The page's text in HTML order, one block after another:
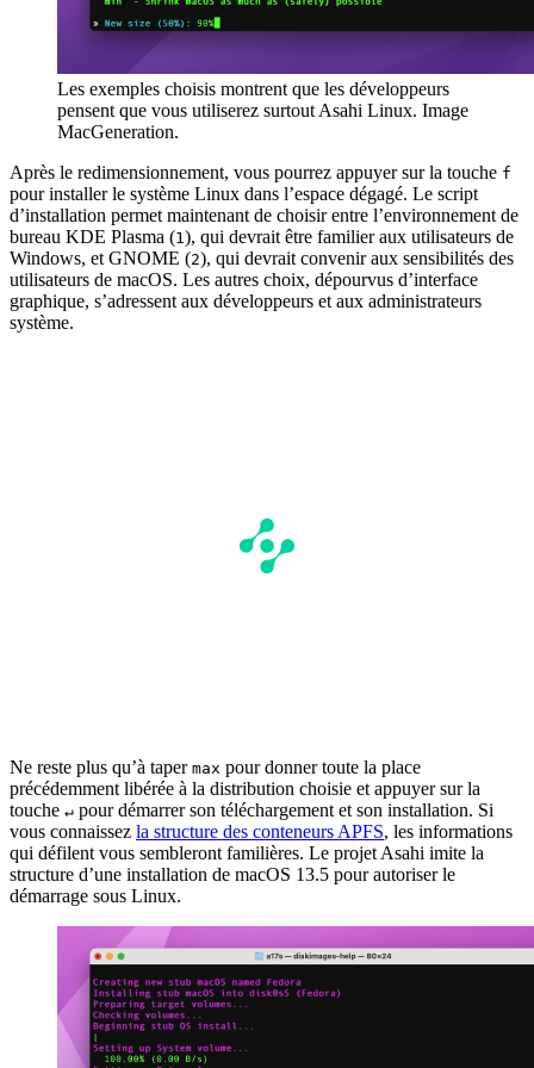
Les exemples choisis montrent que les développeurs
pensent que vous utiliserez surtout Asahi Linux. Image
MacGeneration.
Après le redimensionnement, vous pourrez appuyer sur la touche f
pour installer le système Linux dans l’espace dégagé. Le script
d’installation permet maintenant de choisir entre l’environnement de
bureau KDE Plasma (1), qui devrait être familier aux utilisateurs de
Windows, et GNOME (2), qui devrait convenir aux sensibilités des
utilisateurs de macOS. Les autres choix, dépourvus d’interface
graphique, s’adressent aux développeurs et aux administrateurs
système.
Ne reste plus qu’à taper max pour donner toute la place
précédemment libérée à la distribution choisie et appuyer sur la
touche ↵ pour démarrer son téléchargement et son installation. Si
vous connaissez la structure des conteneurs APFS, les informations
qui défilent vous sembleront familières. Le projet Asahi imite la
structure d’une installation de macOS 13.5 pour autoriser le
démarrage sous Linux.